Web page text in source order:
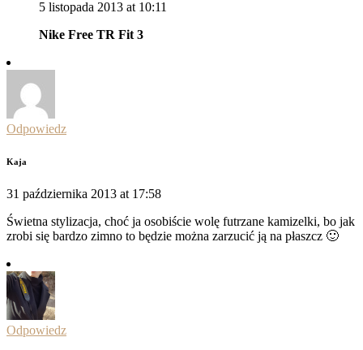
5 listopada 2013 at 10:11
Nike Free TR Fit 3
Odpowiedz
Kaja
31 października 2013 at 17:58
Świetna stylizacja, choć ja osobiście wolę futrzane kamizelki, bo jak
zrobi się bardzo zimno to będzie można zarzucić ją na płaszcz 🙂
Odpowiedz